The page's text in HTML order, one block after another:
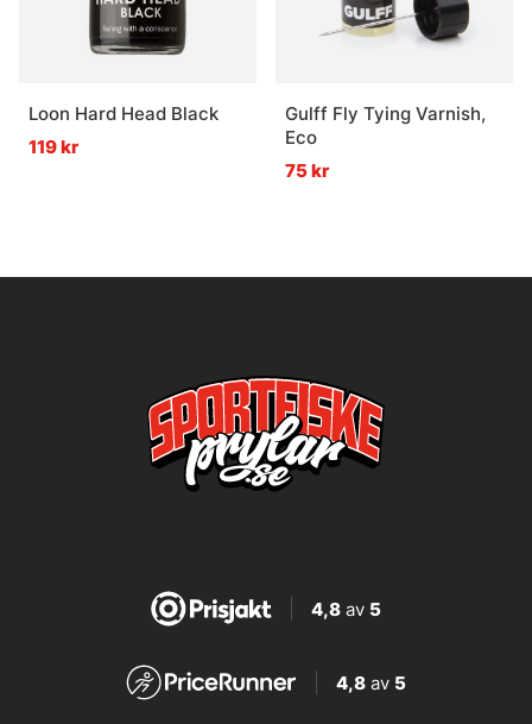
Loon Hard Head Black
119 kr
Gulff Fly Tying Varnish,
Eco
75 kr
4,8av 5
4,8 av 5